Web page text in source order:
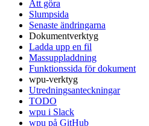
Att göra
Slumpsida
Senaste ändringarna
Dokumentverktyg
Ladda upp en fil
Massuppladdning
Funktionssida för dokument
wpu-verktyg
Utredningsanteckningar
TODO
wpu i Slack
wpu på GitHub